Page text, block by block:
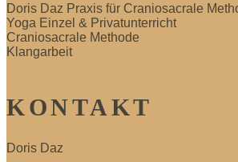
Doris Daz Praxis für Craniosacrale
Yoga Einzel & Privatunterricht
Craniosacrale Methode
Klangarbeit
KONTAKT
Doris Daz